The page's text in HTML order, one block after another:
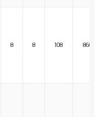
8 8 108 860